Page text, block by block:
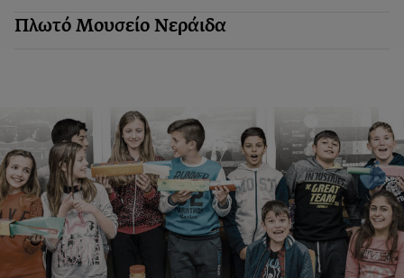
Πλωτό Μουσείο Νεράιδα